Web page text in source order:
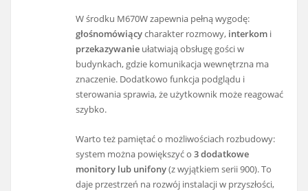
W środku M670W zapewnia pełną wygodę:
głośnomówiącycharakter rozmowy, interkom i
przekazywanie ułatwiają obsługę gości w
budynkach, gdzie komunikacja wewnętrzna ma
znaczenie. Dodatkowo funkcja podglądu i
sterowania sprawia, że użytkownik może reagować
szybko.
Warto też pamiętać o możliwościach rozbudowy:
system można powiększyć o3 dodatkowe
monitory lub unifony(z wyjątkiem serii 900). To
daje przestrzeń na rozwój instalacji w przyszłości,